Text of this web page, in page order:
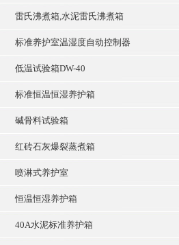
雷氏沸煮箱,水泥雷氏沸煮箱
标准养护室温湿度自动控制器
低温试验箱DW-40
标准恒温恒湿养护箱
碱骨料试验箱
红砖石灰爆裂蒸煮箱
喷淋式养护室
恒温恒湿养护箱
40A水泥标准养护箱